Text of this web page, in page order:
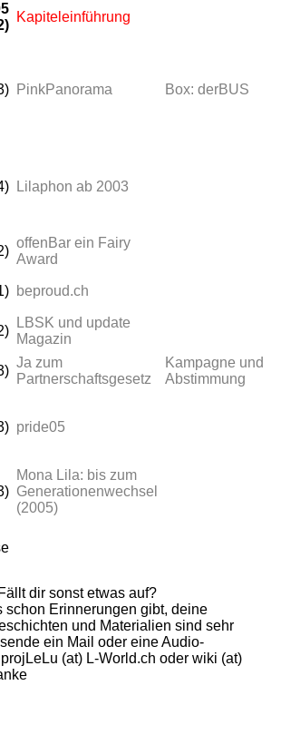
Kapiteleinführung
PinkPanorama Box: derBUS
Lilaphon ab 2003
offenBar ein Fairy
Award
beproud.ch
LBSK und update
Magazin
Ja zum
Partnerschaftsgesetz
Kampagne und
Abstimmung
pride05
Mona Lila: bis zum
Generationenwechsel
(2005)
dir sonst etwas auf?
schon Erinnerungen gibt, deine
und Materialien sind sehr
ein Mail oder eine Audio-
(at) L-World.ch oder wiki (at)